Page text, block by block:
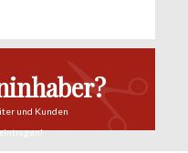
und Kunden